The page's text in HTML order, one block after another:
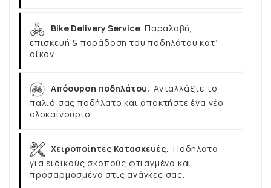
Bike Delivery Service Παραλαβή,
επισκευή & παράδοση του ποδηλάτου κατ’
οίκον
Απόσυρση ποδηλάτου. Ανταλλάξτε το
παλιό σας ποδήλατο και αποκτήστε ένα νέο
ολοκαίνουριο.
Χειροποίητες Κατασκευές. Ποδήλατα
για ειδικούς σκοπούς φτιαγμένα και
προσαρμοσμένα στις ανάγκες σας.